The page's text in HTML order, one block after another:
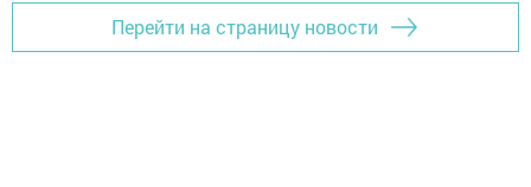
Перейти на страницу новости